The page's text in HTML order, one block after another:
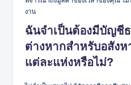
งาน
ฉันจำเป็นต้องมีบัญชี
ต่างหากสำหรับอสัง
แต่ละแห่งหรือไม่?